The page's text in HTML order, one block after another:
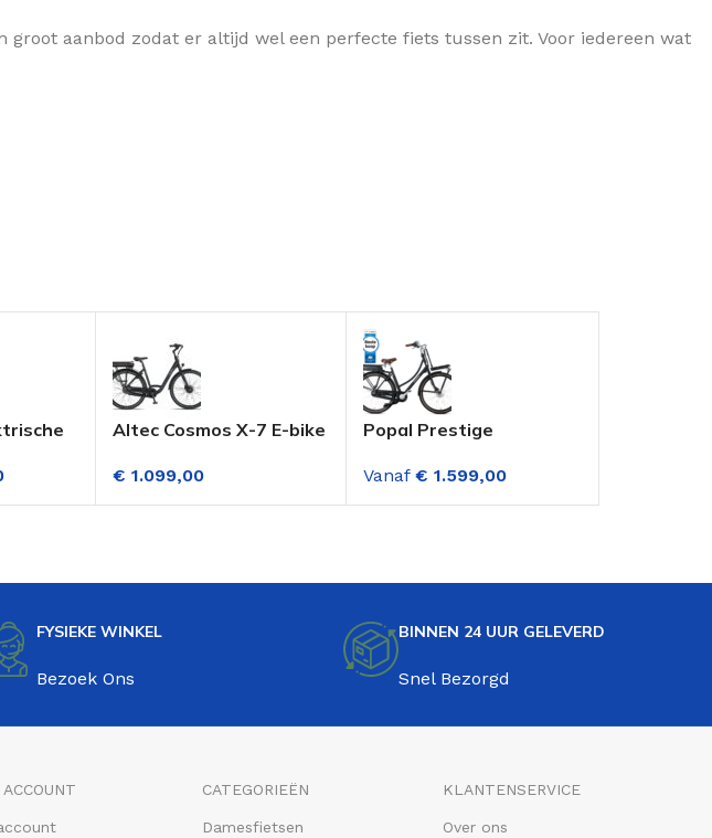
aanbod zodat er altijd wel een perfecte fiets tussen zit. Voor iedereen wat
Altec Cosmos X-7 E-bike
Versnellingen
(Voorwielmotor)
€ 1.099,00
Popal Prestige
Transportfiets Dame 7
Versnellingen Mat
Vanaf € 1.599,00
FYSIEKE WINKEL
Bezoek Ons
BINNEN 24 UUR GELEVERD
Snel Bezorgd
CATEGORIEËN
Damesfietsen
KLANTENSERVICE
Over ons